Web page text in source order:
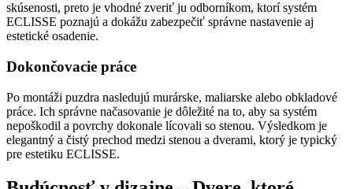
skúsenosti, preto je vhodné zveriť ju odborníkom, ktorí systém
ECLISSE poznajú a dokážu zabezpečiť správne nastavenie aj
estetické osadenie.
Dokončovacie práce
Po montáži puzdra nasledujú murárske, maliarske alebo obkladové
práce. Ich správne načasovanie je dôležité na to, aby sa systém
nepoškodil a povrchy dokonale lícovali so stenou. Výsledkom je
elegantný a čistý prechod medzi stenou a dverami, ktorý je typický
pre estetiku ECLISSE.